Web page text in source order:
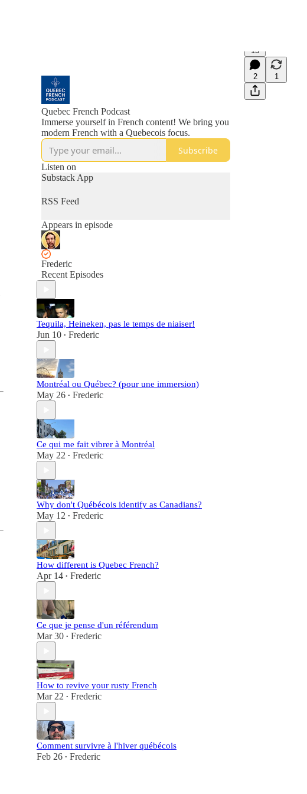
15
2 1
Quebec French Podcast
Immerse yourself in French content! We bring you
modern French with a Quebecois focus.
Subscribe
Listen on
Substack App
RSS Feed
Appears in episode
Frederic
Recent Episodes
Tequila, Heineken, pas le temps de niaiser!
Jun 10 • Frederic
Montréal ou Québec? (pour une immersion)
May 26 • Frederic
Ce qui me fait vibrer à Montréal
May 22 • Frederic
Why don't Québécois identify as Canadians?
May 12 • Frederic
How different is Quebec French?
Apr 14 • Frederic
Ce que je pense d'un référendum
Mar 30 • Frederic
How to revive your rusty French
Mar 22 • Frederic
Comment survivre à l'hiver québécois
Feb 26 • Frederic